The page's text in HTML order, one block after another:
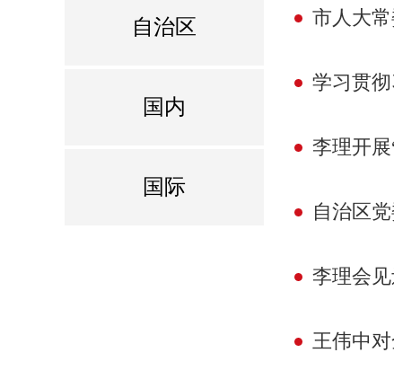
自治区
国内
国际
市人大
学习贯彻习近平
李理开
自治区
李理会
王伟中